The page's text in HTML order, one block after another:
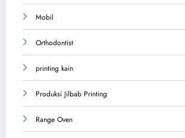
Mobil
Orthodontist
printing kain
Produksi Jilbab Printing
Range Oven